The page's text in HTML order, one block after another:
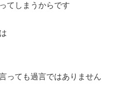
てしまうからです
っても過言ではありません